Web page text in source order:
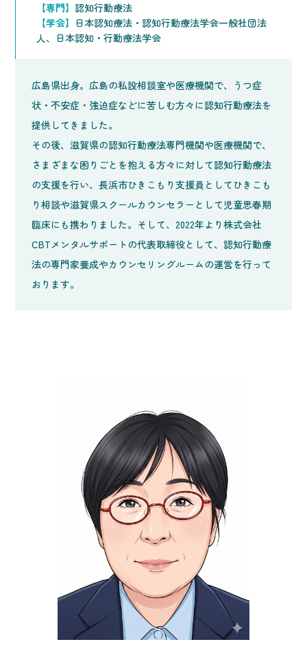
【専門】認知行動療法
【学会】 日本認知療法・認知行動療法学会一般社団法
人、日本認知・行動療法学会
広島県出身。広島の私設相談室や医療機関で、うつ症
状・不安症・強迫症などに苦しむ方々に認知行動療法を
提供してきました。
その後、滋賀県の認知行動療法専門機関や医療機関で、
さまざまな困りごとを抱える方々に対して認知行動療法
の支援を行い、長浜市ひきこもり支援員としてひきこも
り相談や滋賀県スクールカウンセラーとして児童思春期
臨床にも携わりました。そして、2022年より株式会社
CBTメンタルサポートの代表取締役として、認知行動療
法の専門家養成やカウンセリングルームの運営を行って
おります。